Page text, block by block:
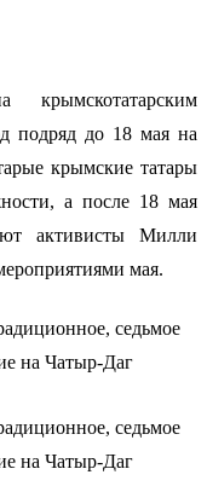
подряд до 18 мая на
крымские татары
а после 18 мая
активисты Милли
мая.